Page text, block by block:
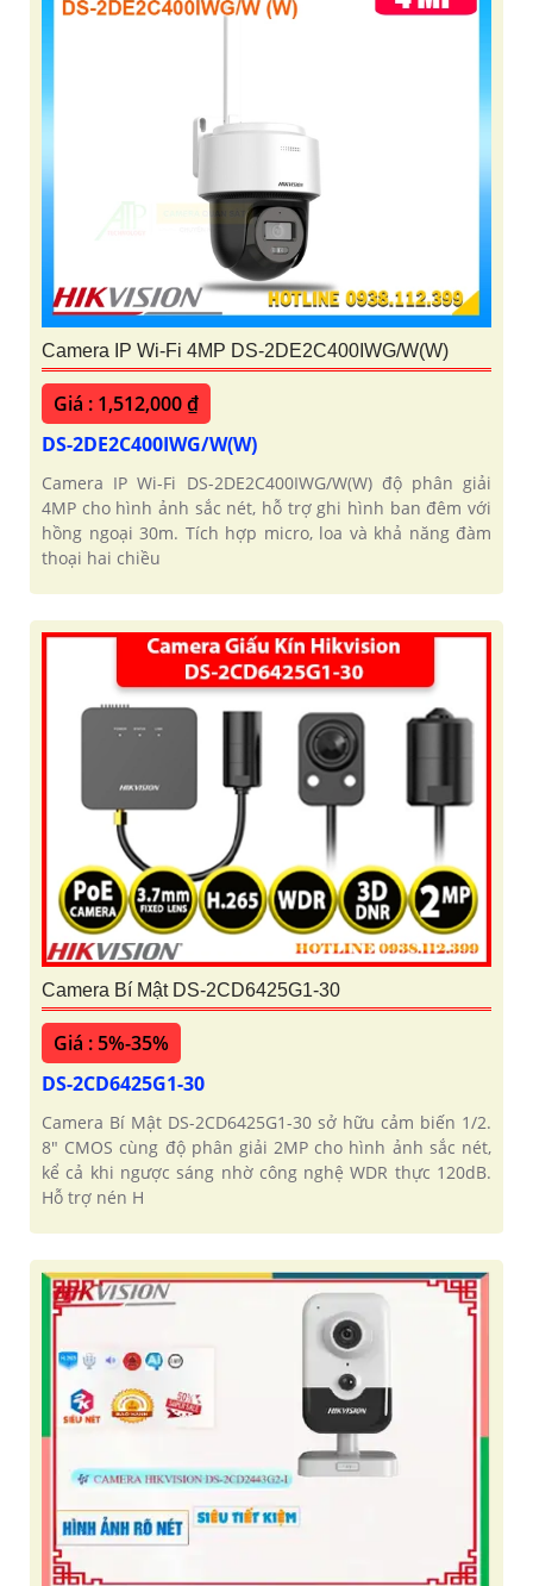
Camera IP Wi-Fi 4MP DS-2DE2C400IWG/W(W)
Giá : 1,512,000 ₫
DS-2DE2C400IWG/W(W)
Camera IP Wi-Fi DS-2DE2C400IWG/W(W) độ phân giải
4MP cho hình ảnh sắc nét, hỗ trợ ghi hình ban đêm với
hồng ngoại 30m. Tích hợp micro, loa và khả năng đàm
thoại hai chiều
Camera Bí Mật DS-2CD6425G1-30
Giá : 5%-35%
DS-2CD6425G1-30
Camera Bí Mật DS-2CD6425G1-30 sở hữu cảm biến 1/2.
8" CMOS cùng độ phân giải 2MP cho hình ảnh sắc nét,
kể cả khi ngược sáng nhờ công nghệ WDR thực 120dB.
Hỗ trợ nén H